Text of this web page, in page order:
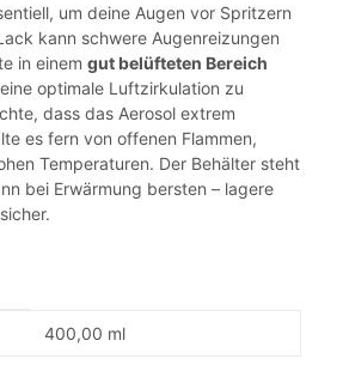
um deine Augen vor Spritzern
kann schwere Augenreizungen
in einem gut belüfteten Bereich
optimale Luftzirkulation zu
dass das Aerosol extrem
es fern von offenen Flammen,
Temperaturen. Der Behälter steht
bei Erwärmung bersten – lagere
400,00 ml